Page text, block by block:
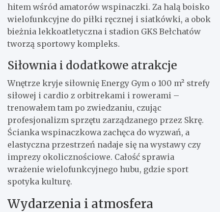
hitem wśród amatorów wspinaczki. Za halą boisko
wielofunkcyjne do piłki ręcznej i siatkówki, a obok
bieżnia lekkoatletyczna i stadion GKS Bełchatów
tworzą sportowy kompleks.
Siłownia i dodatkowe atrakcje
Wnętrze kryje siłownię Energy Gym o 100 m² strefy
siłowej i cardio z orbitrekami i rowerami –
trenowałem tam po zwiedzaniu, czując
profesjonalizm sprzętu zarządzanego przez Skrę.
Ścianka wspinaczkowa zachęca do wyzwań, a
elastyczna przestrzeń nadaje się na wystawy czy
imprezy okolicznościowe. Całość sprawia
wrażenie wielofunkcyjnego hubu, gdzie sport
spotyka kulturę.
Wydarzenia i atmosfera